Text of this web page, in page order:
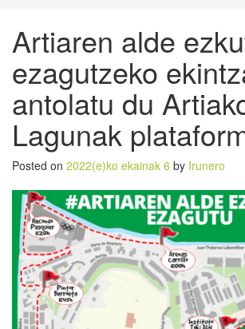
Artiaren alde
ezagutzeko
antolatu du
Lagunak
Posted on 2022(e)ko ekainak 6 by Irunero